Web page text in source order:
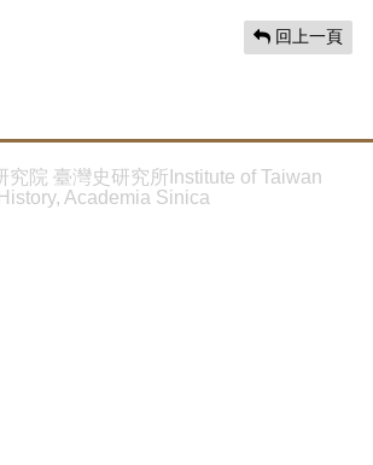
回上一頁
院 臺灣史研究所Institute of Taiwan
History, Academia Sinica